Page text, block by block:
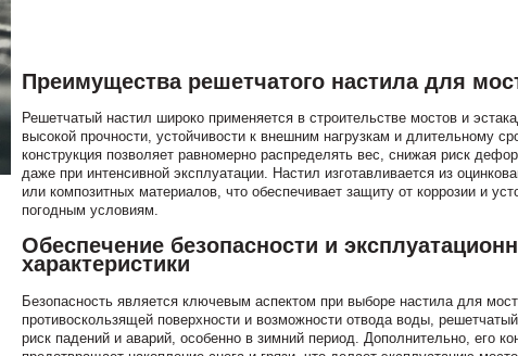
Преимущества решетчатого настила для
Решетчатый настил широко применяется в строительстве мостов и
высокой прочности, устойчивости к внешним нагрузкам и длительному
конструкция позволяет равномерно распределять вес, снижая риск
даже при интенсивной эксплуатации. Настил изготавливается из
или композитных материалов, что обеспечивает защиту от коррозии и
погодным условиям.
Обеспечение безопасности и
характеристики
Безопасность является ключевым аспектом при выборе настила для
противоскользящей поверхности и возможности отвода воды,
риск падений и аварий, особенно в зимний период. Дополнительно, его